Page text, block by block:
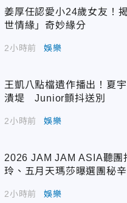
姜厚任認愛小24歲女友！
世情緣」奇妙緣分
2小時前 娛樂
王凱八點檔遺作播出！夏宇
潰堤 Junior顫抖送別
2小時前 娛樂
2026 JAM JAM ASIA聽團
玲、五月天瑪莎曝選團秘辛
2小時前 娛樂